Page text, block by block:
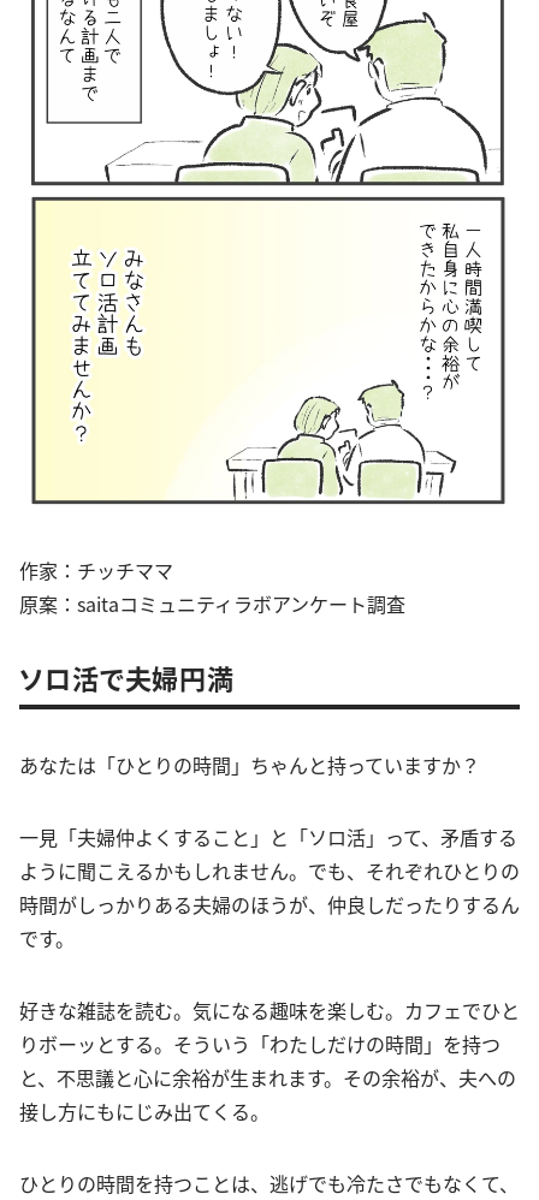
作家：チッチママ
原案：saitaコミュニティラボアンケート調査
ソロ活で夫婦円満
あなたは「ひとりの時間」ちゃんと持っていますか？
一見「夫婦仲よくすること」と「ソロ活」って、矛盾する
ように聞こえるかもしれません。でも、それぞれひとりの
時間がしっかりある夫婦のほうが、仲良しだったりするん
です。
好きな雑誌を読む。気になる趣味を楽しむ。カフェでひと
りボーッとする。そういう「わたしだけの時間」を持つ
と、不思議と心に余裕が生まれます。その余裕が、夫への
接し方にもにじみ出てくる。
ひとりの時間を持つことは、逃げでも冷たさでもなくて、